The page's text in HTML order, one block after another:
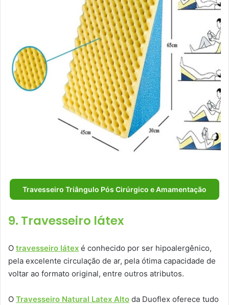
Travesseiro Triângulo Pós Cirúrgico e Amamentação
9. Travesseiro látex
O travesseiro látex é conhecido por ser hipoalergênico,
pela excelente circulação de ar, pela ótima capacidade de
voltar ao formato original, entre outros atributos.
O Travesseiro Natural Latex Alto da Duoflex oferece tudo